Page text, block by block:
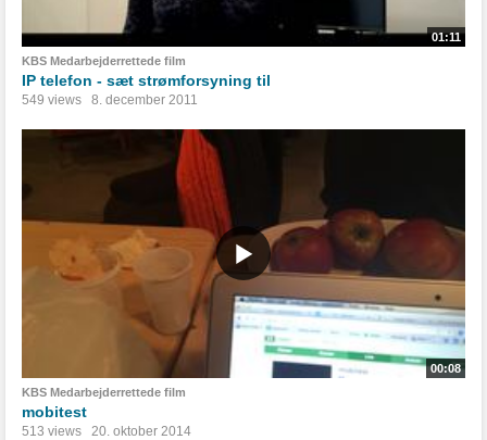
01:11
KBS Medarbejderrettede film
IP telefon - sæt strømforsyning til
549 views 8. december 2011
00:08
KBS Medarbejderrettede film
mobitest
513 views 20. oktober 2014